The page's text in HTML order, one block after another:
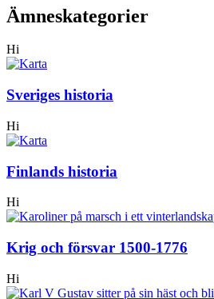
Ämneskategorier
Hi
Sveriges historia
Hi
Finlands historia
Hi
Krig och försvar 1500-1776
Hi